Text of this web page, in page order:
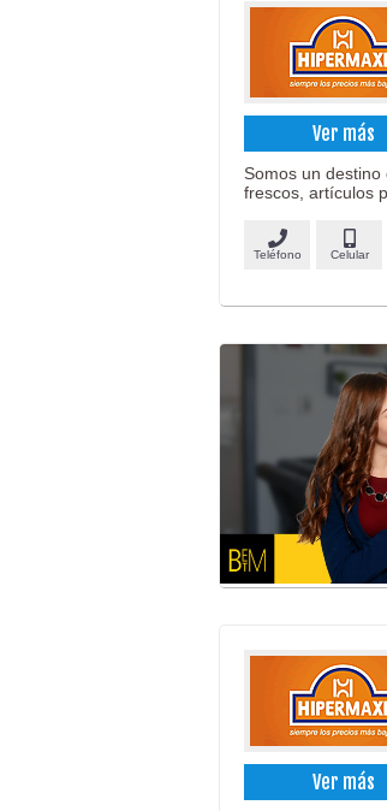
Ver más
Somos un
frescos, artículos
Teléfono Celular
Ver más